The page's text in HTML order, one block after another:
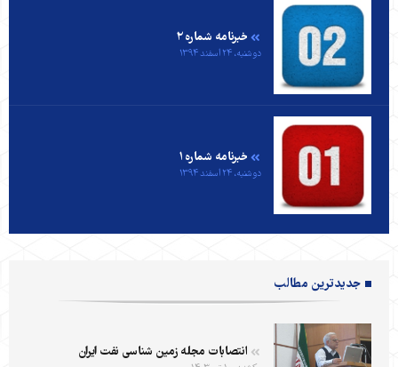
خبرنامه شماره ۲
دوشنبه، ۲۴ اسفند ۱۳۹۴
خبرنامه شماره ۱
دوشنبه، ۲۴ اسفند ۱۳۹۴
جدیدترین مطالب
انتصابات مجله زمین شناسی نفت ایران